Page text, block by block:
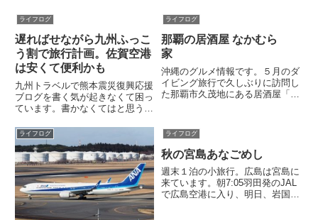
み。人間ドックは割りと早く終わ
ったのでこれまで手のまわらなか
った雑用をこなしました。最近、
平日は仕事で忙しく、休日は遊び
に...
す。同型車のプロボックスと並ん
で、日本中を走っているビジネス
カー。会社の社用車として乗られ
ている方も多いのではないでし
ょ...
ライフログ
遅ればせながら九州ふっこ
う割で旅行計画。佐賀空港
は安くて便利かも
九州トラベルで熊本震災復興応援
ブログを書く気が起きなくて困っ
ています。書かなくてはと思うネ
手につきません。苦し紛れで、旅
情報をかるーく書きます。九州が
安い！ふっこう割で復興支援御存
じだと思いますが、熊本の震災
を...
ライフログ
那覇の居酒屋 なかむら
家
沖縄のグルメ情報です。５月のダ
イビング旅行で久しぶりに訪問し
た那覇市久茂地にある居酒屋「な
囲気にあふれた居心地のいい居酒
屋。もちろん料理も美味い。私に
とってはこのお店が那覇の居酒
屋...
ライフログ ライフログ
秋の宮島あなごめし
週末１泊の小旅行。広島は宮島に
来ています。朝7:05羽田発のJAL
で広島空港に入り、明日、岩国空